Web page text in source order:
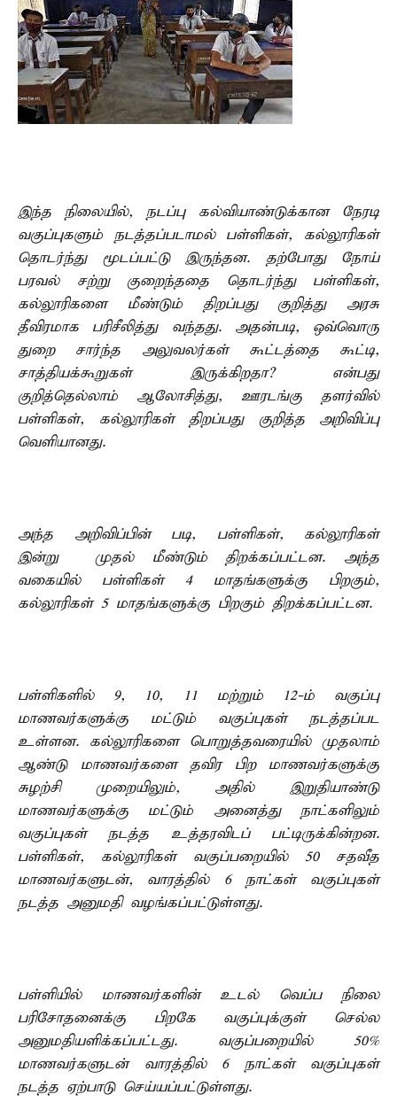
இந்த நிலையில், நடப்பு கல்வியாண்டுக்கான நேரடி
வகுப்புகளும் நடத்தப்படாமல் பள்ளிகள், கல்லூரிகள்
தொடர்ந்து மூடப்பட்டு இருந்தன. தற்போது நோய்
பரவல் சற்று குறைந்ததை தொடர்ந்து பள்ளிகள்,
கல்லூரிகளை மீண்டும் திறப்பது குறித்து அரசு
தீவிரமாக பரிசீலித்து வந்தது. அதன்படி, ஒவ்வொரு
துறை சார்ந்த அலுவலர்கள் கூட்டத்தை கூட்டி,
சாத்தியக்கூறுகள் இருக்கிறதா? என்பது
குறித்தெல்லாம் ஆலோசித்து, ஊரடங்கு தளர்வில்
பள்ளிகள், கல்லூரிகள் திறப்பது குறித்த அறிவிப்பு
வெளியானது.
அந்த அறிவிப்பின் படி, பள்ளிகள், கல்லூரிகள்
இன்று முதல் மீண்டும் திறக்கப்பட்டன. அந்த
வகையில் பள்ளிகள் 4 மாதங்களுக்கு பிறகும்,
கல்லூரிகள் 5 மாதங்களுக்கு பிறகும் திறக்கப்பட்டன.
பள்ளிகளில் 9, 10, 11 மற்றும் 12-ம் வகுப்பு
மாணவர்களுக்கு மட்டும் வகுப்புகள் நடத்தப்பட
உள்ளன. கல்லூரிகளை பொறுத்தவரையில் முதலாம்
ஆண்டு மாணவர்களை தவிர பிற மாணவர்களுக்கு
சுழற்சி முறையிலும், அதில் இறுதியாண்டு
மாணவர்களுக்கு மட்டும் அனைத்து நாட்களிலும்
வகுப்புகள் நடத்த உத்தரவிடப் பட்டிருக்கின்றன.
பள்ளிகள், கல்லூரிகள் வகுப்பறையில் 50 சதவீத
மாணவர்களுடன், வாரத்தில் 6 நாட்கள் வகுப்புகள்
நடத்த அனுமதி வழங்கப்பட்டுள்ளது.
பள்ளியில் மாணவர்களின் உடல் வெப்ப நிலை
பரிசோதனைக்கு பிறகே வகுப்புக்குள் செல்ல
அனுமதியளிக்கப்பட்டது. வகுப்பறையில் 50%
மாணவர்களுடன் வாரத்தில் 6 நாட்கள் வகுப்புகள்
நடத்த ஏற்பாடு செய்யப்பட்டுள்ளது.